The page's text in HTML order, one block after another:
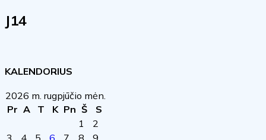
J14
KALENDORIUS
2026 m. rugpjūčio mėn.
Pr A T K Pn Š
S
1
2